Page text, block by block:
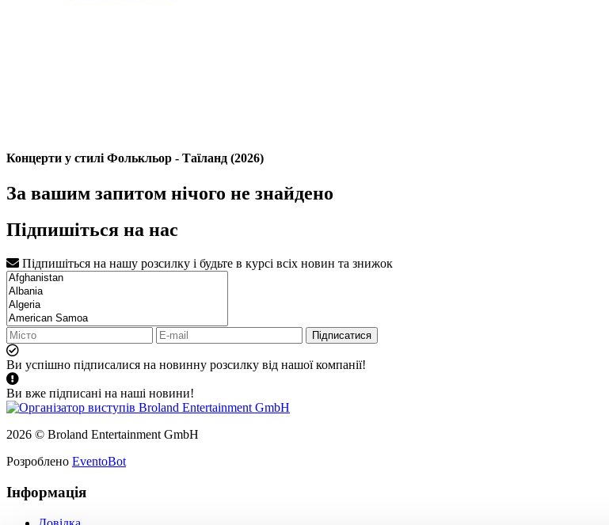
Концерти у стилі Фолькльор - Таїланд (2026)
За вашим запитом нічого не знайдено
Підпишіться на нас
Підпишіться на нашу розсилку і будьте в курсі всіх новин та знижок
Підписатися
Ви успішно підписалися на новинну розсилку від нашої компанії!
Ви вже підписані на наші новини!
2026 © Broland Entertainment GmbH
Розроблено EventoBot
Інформація